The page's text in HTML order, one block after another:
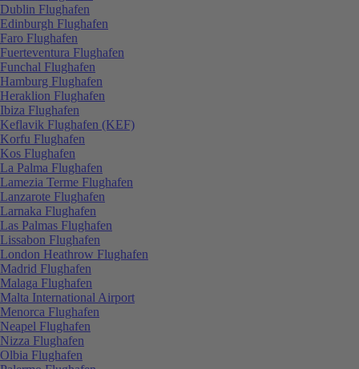
Dublin Flughafen
Edinburgh Flughafen
Faro Flughafen
Fuerteventura Flughafen
Funchal Flughafen
Hamburg Flughafen
Heraklion Flughafen
Ibiza Flughafen
Keflavik Flughafen (KEF)
Korfu Flughafen
Kos Flughafen
La Palma Flughafen
Lamezia Terme Flughafen
Lanzarote Flughafen
Larnaka Flughafen
Las Palmas Flughafen
Lissabon Flughafen
London Heathrow Flughafen
Madrid Flughafen
Malaga Flughafen
Malta International Airport
Menorca Flughafen
Neapel Flughafen
Nizza Flughafen
Olbia Flughafen